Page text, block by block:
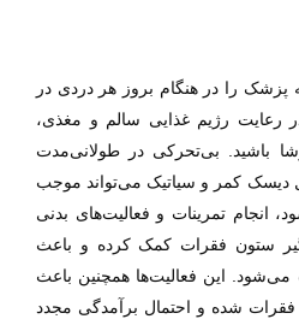
را در هنگام بروز هر دردی در
رعایت رژیم غذایی سالم و مغذی،
باشید. بی‌تحرکی در طولانی‌مدت
دیسک کمر و سیاتیک می‌تواند موجب
انجام تمرینات و فعالیت‌های بدنی
ستون فقرات کمک کرده و باعث
این فعالیت‌ها همچنین باعث
شده و احتمال برآمدگی مجدد